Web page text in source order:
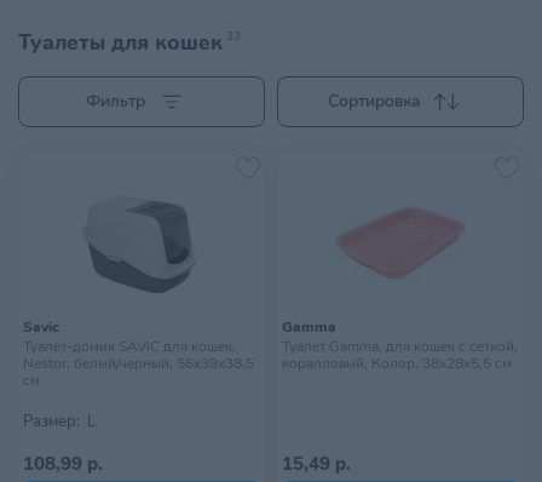
Туалеты для кошек 33
Фильтр Сортировка
Savic
Туалет-домик SAVIC для кошек,
Nestor, белый/черный, 56х39х38,5
см
Размер: L
108,99 р.
Gamma
Туалет Gamma, для кошек с сеткой,
коралловый, Колор, 38х28х5,5 см
15,49 р.